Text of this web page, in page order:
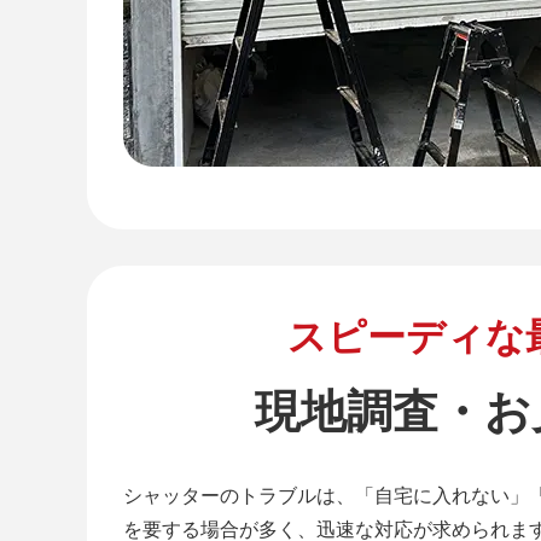
スピーディな
現地調査・
シャッターのトラブルは、「自宅に入れない
を要する場合が多く、迅速な対応が求められま